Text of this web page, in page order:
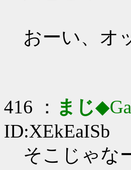
おーい、オ
416 ： まじ
ID:XEkEaISb
そこじゃな